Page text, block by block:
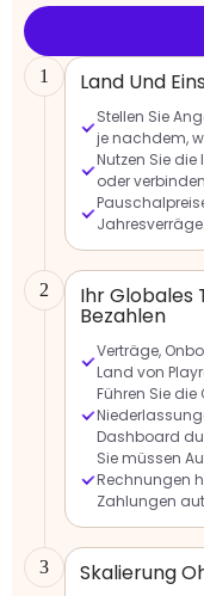
1 Land Und
Stellen Sie
je nachdem,
Nutzen Sie
oder
Jahresverräge.
2 Ihr Globales
Bezahlen
Verträge,
Land von
Führen Sie
Dashboard
Sie müssen
Rechnungen
Zahlungen
3 Skalierung